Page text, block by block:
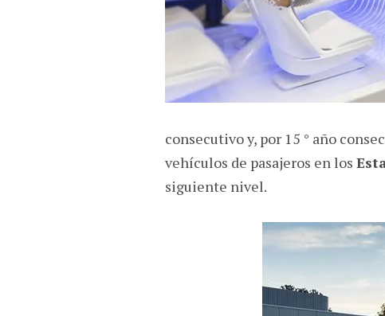
consecutivo y, por 15 ° año
vehículos de pasajeros en los
siguiente nivel.